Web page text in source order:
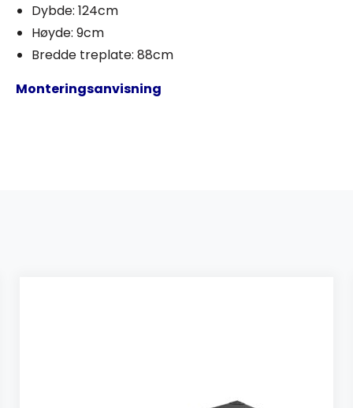
Dybde: 124cm
Høyde: 9cm
Bredde treplate: 88cm
Monteringsanvisning